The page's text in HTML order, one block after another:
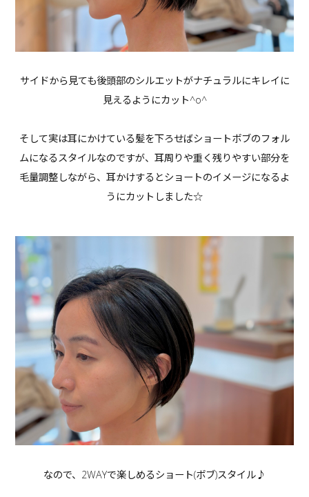
サイドから見ても後頭部のシルエットがナチュラルにキレイに
見えるようにカット^o^
そして実は耳にかけている髪を下ろせばショートボブのフォル
ムになるスタイルなのですが、耳周りや重く残りやすい部分を
毛量調整しながら、耳かけするとショートのイメージになるよ
うにカットしました☆
なので、2WAYで楽しめるショート(ボブ)スタイル♪